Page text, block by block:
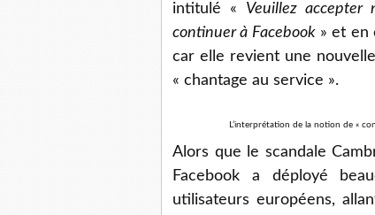
intitulé « Veuillez accepter
continuer à Facebook» et en
car elle revient une
« chantage au service ».
L’interprétation de la notion de «
Alors que le scandale
Facebook a déployé
utilisateurs européens,